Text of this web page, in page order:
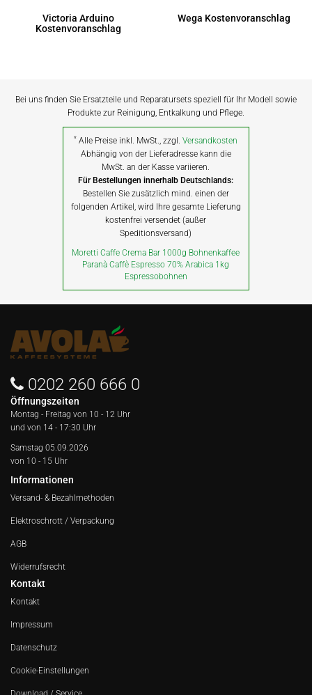
Victoria Arduino
Kostenvoranschlag
Wega Kostenvoranschlag
Bei uns finden Sie Ersatzteile und Reparatursets speziell für Ihr Modell sowie
Produkte zur Reinigung, Entkalkung und Pflege.
* Alle Preise inkl. MwSt., zzgl.Versandkosten
Abhängig von der Lieferadresse kann die
MwSt. an der Kasse variieren.
Für Bestellungen innerhalb Deutschlands:
Bestellen Sie zusätzlich mind. einen der
folgenden Artikel, wird Ihre gesamte Lieferung
kostenfrei versendet (außer
Speditionsversand)
Moretti Caffe Crema Bar 1000g Bohnenkaffee
Paranà Caffè Espresso 70% Arabica 1kg
Espressobohnen
0202 260 666 0
Öffnungszeiten
Montag - Freitag von 10 - 12 Uhr
und von 14 - 17:30 Uhr
Samstag 05.09.2026
von 10 - 15 Uhr
Informationen
Versand- & Bezahlmethoden
Elektroschrott / Verpackung
AGB
Widerrufsrecht
Kontakt
Kontakt
Impressum
Datenschutz
Cookie-Einstellungen